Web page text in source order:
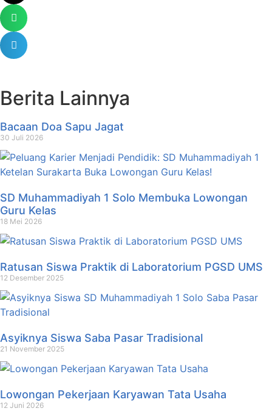
Berita Lainnya
Bacaan Doa Sapu Jagat
30 Juli 2026
SD Muhammadiyah 1 Solo Membuka Lowongan
Guru Kelas
18 Mei 2026
Ratusan Siswa Praktik di Laboratorium PGSD UMS
12 Desember 2025
Asyiknya Siswa Saba Pasar Tradisional
21 November 2025
Lowongan Pekerjaan Karyawan Tata Usaha
12 Juni 2026